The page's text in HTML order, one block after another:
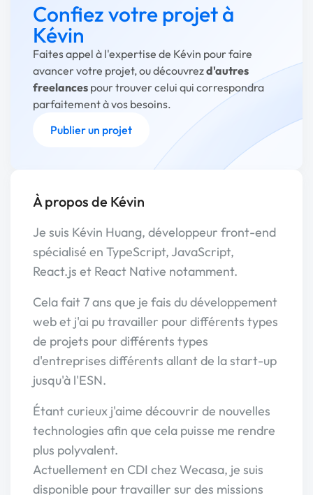
Confiez votre projet à
Kévin
Faites appel à l'expertise de Kévin pour faire
avancer votre projet, ou découvrezd'autres
freelances pour trouver celui qui correspondra
parfaitement à vos besoins.
Publier un projet
À propos de Kévin
Je suis Kévin Huang, développeur front-end
spécialisé en TypeScript, JavaScript,
React.js et React Native notamment.
Cela fait 7 ans que je fais du développement
web et j'ai pu travailler pour différents types
de projets pour différents types
d'entreprises différents allant de la start-up
jusqu'à l'ESN.
Étant curieux j'aime découvrir de nouvelles
technologies afin que cela puisse me rendre
plus polyvalent.
Actuellement en CDI chez Wecasa, je suis
disponible pour travailler sur des missions